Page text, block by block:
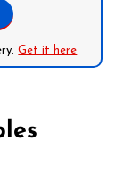
Get it here